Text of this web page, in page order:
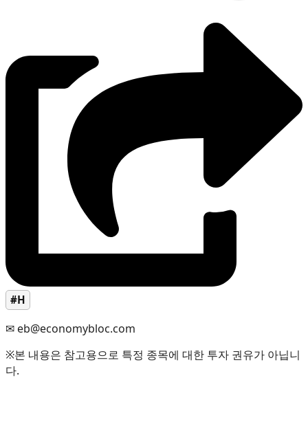
#H
✉ eb@economybloc.com
※본 내용은 참고용으로 특정 종목에 대한 투자 권유가 아닙니
다.